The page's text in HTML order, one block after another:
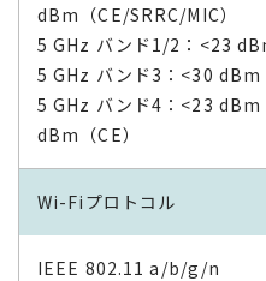
dBm（CE/SRRC/MIC）
5 GHz バンド1/2：<23
5 GHz バンド3：<30 dBm
5 GHz バンド4：<23 dBm
dBm（CE）
Wi-Fiプロトコル
IEEE 802.11 a/b/g/n